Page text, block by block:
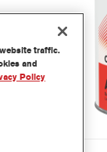
traffic.
and
Policy